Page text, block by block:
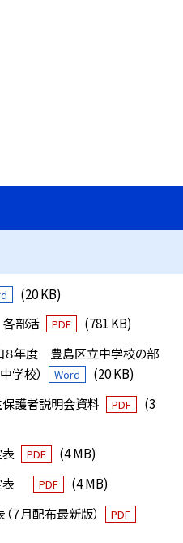
(20 KB)
部活
PDF
(781 KB)
８年度 豊島区立中学校の部
学校）
Word
(20 KB)
護者説明会資料
PDF
(3
PDF
(4 MB)
表
PDF
(4 MB)
月配布最新版）
PDF